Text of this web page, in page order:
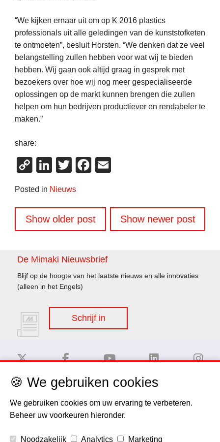
“We kijken ernaar uit om op K 2016 plastics
professionals uit alle geledingen van de kunststofketen
te ontmoeten”, besluit Horsten. “We denken dat ze veel
belangstelling zullen hebben voor wat wij te bieden
hebben. Wij gaan ook altijd graag in gesprek met
bezoekers over hoe wij nog meer gespecialiseerde
oplossingen op de markt kunnen brengen die zullen
helpen om hun bedrijven productiever en rendabeler te
maken.”
share:
CopyLinkedIn
TwitterFacebook
Posted in Nieuws
Berichtennavigatie
Show older post Show newer post
De Mimaki Nieuwsbrief
Blijf op de hoogte van het laatste nieuws en alle innovaties
(alleen in het Engels)
Schrijf in
Privacy Policy
🍪 We gebruiken cookies
We gebruiken cookies om uw ervaring te verbeteren.
Beheer uw voorkeuren hieronder.
Noodzakelijk Analytics Marketing